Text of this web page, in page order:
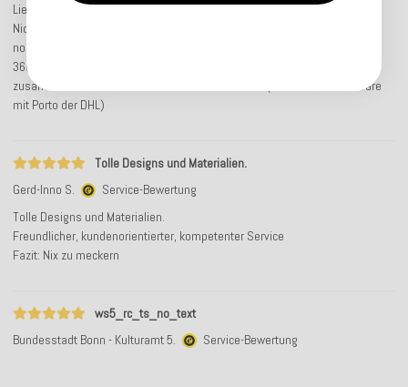
Lieferung tiptop, Material tiptop
Nicht klar und sehr überrascht war ich, dass ich pro Pack (2 Würfel)
nochmals 28 CHF Zollgebühren der DHL erhalten habe. Also 4x28 und 1x
36(da waren zusätzlich zu einem Würfel noch Sitzkissen enthalten)
zusammen 148 CHF zusätzlich bezahlen musste. (801 CHF war die Ware
mit Porto der DHL)
Tolle Designs und Materialien.
Gerd-Inno S.
Service-Bewertung
Tolle Designs und Materialien.
Freundlicher, kundenorientierter, kompetenter Service
Fazit: Nix zu meckern
ws5_rc_ts_no_text
Bundesstadt Bonn - Kulturamt 5.
Service-Bewertung